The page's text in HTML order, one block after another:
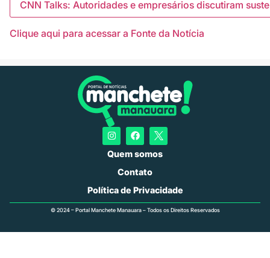
CNN Talks: Autoridades e empresários discutiram
Clique aqui para acessar a Fonte da Notícia
Quem somos
Contato
Política de Privacidade
© 2024 – Portal Manchete Manauara – Todos os Direitos Reservados